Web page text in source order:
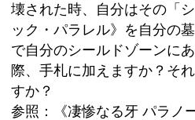
壊された時、自分はその「
ック・パラレル》を自分の
で自分のシールドゾーンに
際、手札に加えますか？そ
すか？
参照：《凄惨なる牙 パラノ